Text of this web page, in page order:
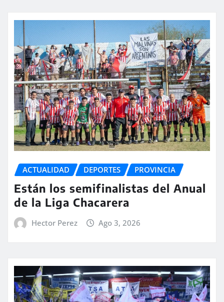
ACTUALIDAD DEPORTES PROVINCIA
Están los semifinalistas del Anual
de la Liga Chacarera
Hector Perez Ago 3, 2026